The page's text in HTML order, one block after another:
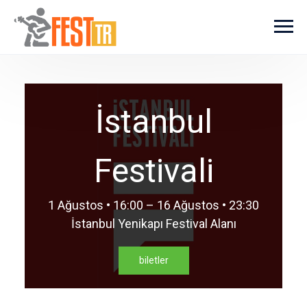
Ana içeriğe atla
İstanbul
Festivali
1 Ağustos • 16:00 – 16 Ağustos • 23:30
İstanbul Yenikapı Festival Alanı
biletler